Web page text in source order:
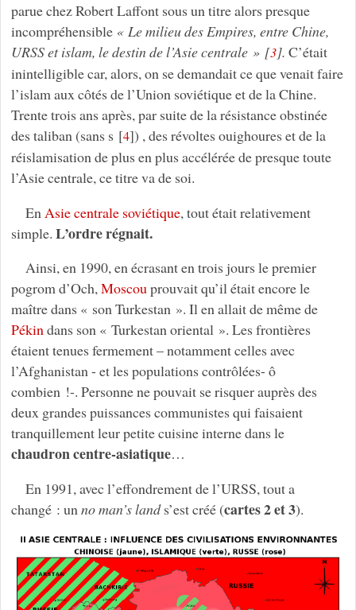
parue chez Robert Laffont sous un titre alors presque
incompréhensible « Le milieu des Empires, entre Chine,
URSS et islam, le destin de l’Asie centrale »[3]. C’était
inintelligible car, alors, on se demandait ce que venait faire
l’islam aux côtés de l’Union soviétique et de la Chine.
Trente trois ans après, par suite de la résistance obstinée
des taliban (sans s [4]) , des révoltes ouighoures et de la
réislamisation de plus en plus accélérée de presque toute
l’Asie centrale, ce titre va de soi.
En Asie centrale soviétique, tout était relativement
simple. L’ordre régnait.
Ainsi, en 1990, en écrasant en trois jours le premier
pogrom d’Och,Moscouprouvait qu’il était encore le
maître dans « son Turkestan ». Il en allait de même de
Pékindans son « Turkestan oriental ». Les frontières
étaient tenues fermement – notamment celles avec
l’Afghanistan - et les populations contrôlées- ô
combien !-. Personne ne pouvait se risquer auprès des
deux grandes puissances communistes qui faisaient
tranquillement leur petite cuisine interne dans le
chaudron centre-asiatique…
En 1991, avec l’effondrement de l’URSS, tout a
changé : unno man’s lands’est créé (cartes 2 et 3).